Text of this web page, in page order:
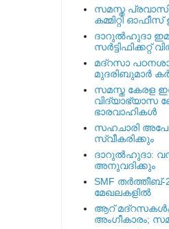
സമസ്ത
കമ്മിറ്റി
ദാറുല്‍ഹുദാ
മദ്‌റസാ
മുദരിബുമാര്‍
സമസ്ത കേരള
വിദ്യാഭ്യാസ
ഭാരവാഹികള്‍
സഹചാരി
സ്വീകരിക്കും
ദാറുല്‍ഹുദാ:
അനുവദിക്കും
SMF തര്‍ത്തീബ്-
മേഖലകളില്‍
ആറ്
അംഗീകാരം;